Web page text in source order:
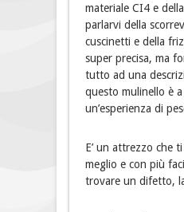
materiale CI4 e
parlarvi della
cuscinetti e della
super precisa, ma
tutto ad una
questo mulinello è
un’esperienza di
E’ un attrezzo che
meglio e con più
trovare un difetto,